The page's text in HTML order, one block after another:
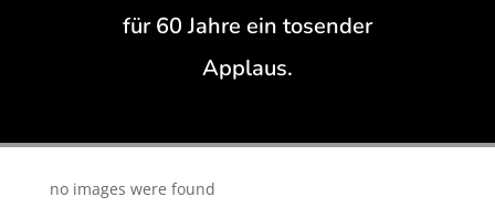
für 60 Jahre ein tosender
Applaus.
no images were found